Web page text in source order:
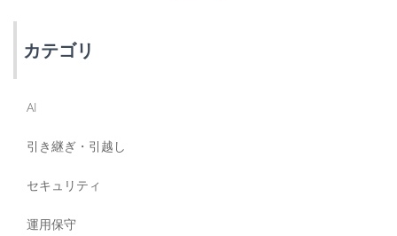
カテゴリ
AI
引き継ぎ・引越し
セキュリティ
運用保守